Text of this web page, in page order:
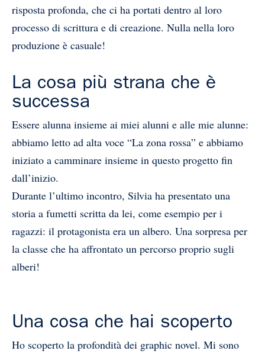
risposta profonda, che ci ha portati dentro al loro
processo di scrittura e di creazione. Nulla nella loro
produzione è casuale!
La cosa più strana che è
successa
Essere alunna insieme ai miei alunni e alle mie alunne:
abbiamo letto ad alta voce “La zona rossa” e abbiamo
iniziato a camminare insieme in questo progetto fin
dall’inizio.
Durante l’ultimo incontro, Silvia ha presentato una
storia a fumetti scritta da lei, come esempio per i
ragazzi: il protagonista era un albero. Una sorpresa per
la classe che ha affrontato un percorso proprio sugli
alberi!
Una cosa che hai scoperto
Ho scoperto la profondità dei graphic novel. Mi sono